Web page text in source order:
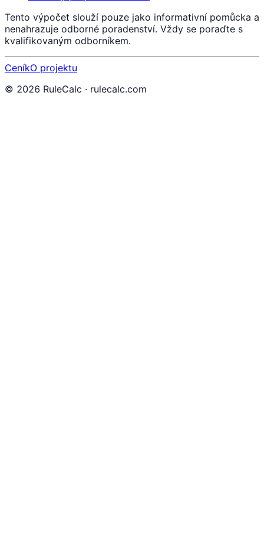
Tento výpočet slouží pouze jako informativní pomůcka a
nenahrazuje odborné poradenství. Vždy se poraďte s
kvalifikovaným odborníkem.
CeníkO projektu
© 2026 RuleCalc · rulecalc.com